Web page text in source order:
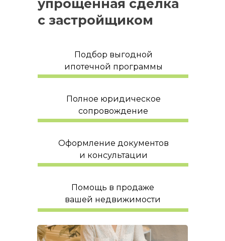
Подбор выгодной
ипотечной программы
Полное юридическое
сопровождение
Оформление документов
и консультации
Помощь в продаже
вашей недвижимости
упрощенная сделка
с застройщиком